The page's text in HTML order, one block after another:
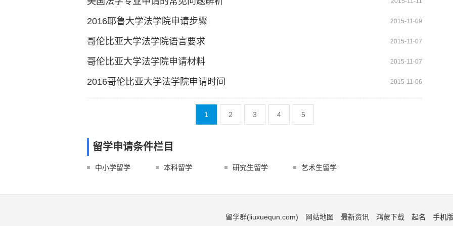
2016耶鲁大学法学院申请步骤 2015-11-09
哥伦比亚大学法学院语言要求 2015-11-07
哥伦比亚大学法学院申请材料 2015-11-07
2016哥伦比亚大学法学院申请时间 2015-11-06
1 2 3 4 5
留学申请条件栏目
中小学留学 本科留学 研究生留学 艺术生留学
留学群(liuxuequn.com) 网站地图 最新资讯 鸿蒙下载 起名 手机